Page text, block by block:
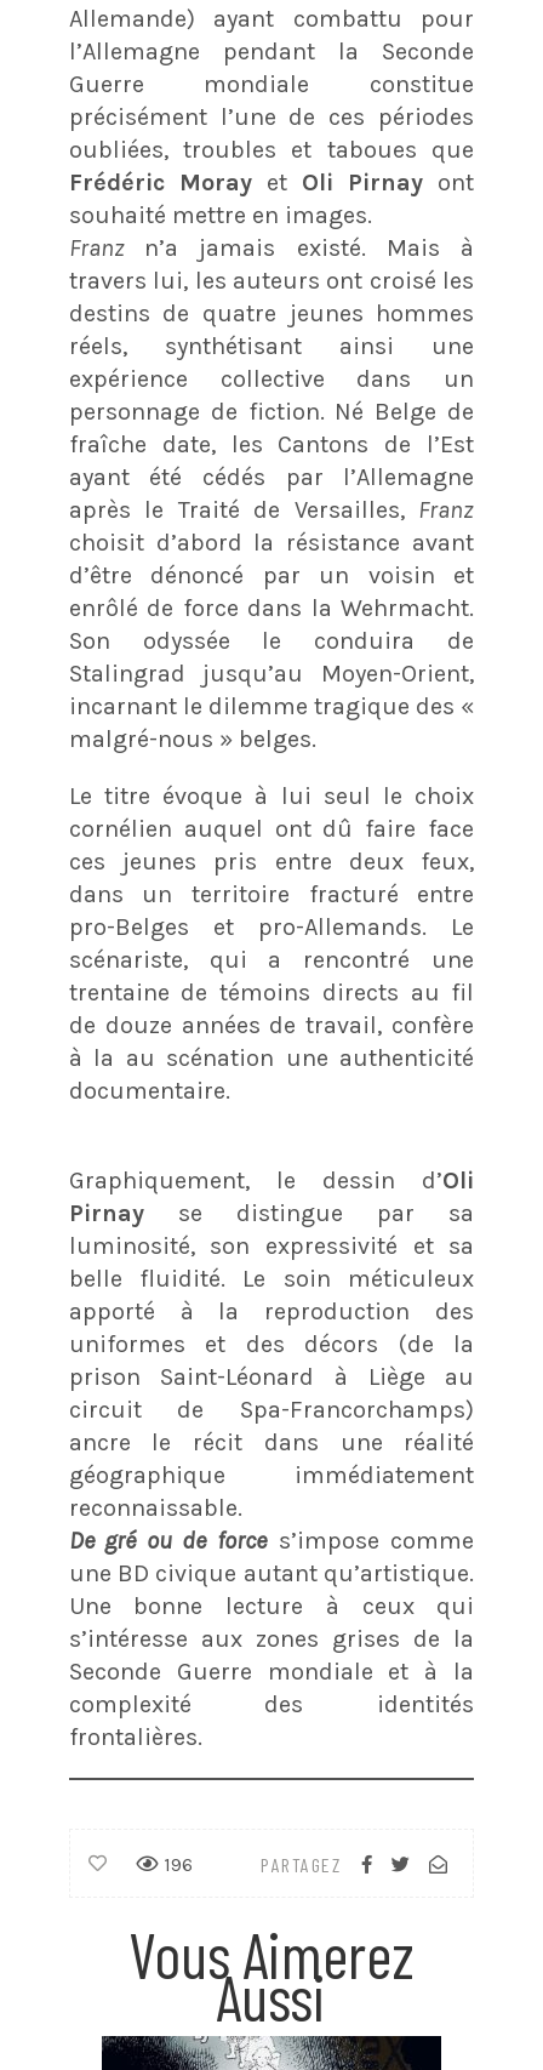
Allemande) ayant combattu pour
l’Allemagne pendant la Seconde
Guerre mondiale constitue
précisément l’une de ces périodes
oubliées, troubles et taboues que
Frédéric Morayet Oli Pirnay ont
souhaité mettre en images.
Franz n’a jamais existé. Mais à
travers lui, les auteurs ont croisé les
destins de quatre jeunes hommes
réels, synthétisant ainsi une
expérience collective dans un
personnage de fiction. Né Belge de
fraîche date, les Cantons de l’Est
ayant été cédés par l’Allemagne
après le Traité de Versailles, Franz
choisit d’abord la résistance avant
d’être dénoncé par un voisin et
enrôlé de force dans la Wehrmacht.
Son odyssée le conduira de
Stalingrad jusqu’au Moyen-Orient,
incarnant le dilemme tragique des «
malgré-nous » belges.
Le titre évoque à lui seul le choix
cornélien auquel ont dû faire face
ces jeunes pris entre deux feux,
dans un territoire fracturé entre
pro-Belges et pro-Allemands. Le
scénariste, qui a rencontré une
trentaine de témoins directs au fil
de douze années de travail, confère
à la au scénation une authenticité
documentaire.
Graphiquement, le dessin d’Oli
Pirnayse distingue par sa
luminosité, son expressivité et sa
belle fluidité. Le soin méticuleux
apporté à la reproduction des
uniformes et des décors (de la
prison Saint-Léonard à Liège au
circuit de Spa-Francorchamps)
ancre le récit dans une réalité
géographique immédiatement
reconnaissable.
De gré ou de forces’impose comme
une BD civique autant qu’artistique.
Une bonne lecture à ceux qui
s’intéresse aux zones grises de la
Seconde Guerre mondiale et à la
complexité des identités
frontalières.
PARTAGEZ
196
Vous Aimerez
Aussi